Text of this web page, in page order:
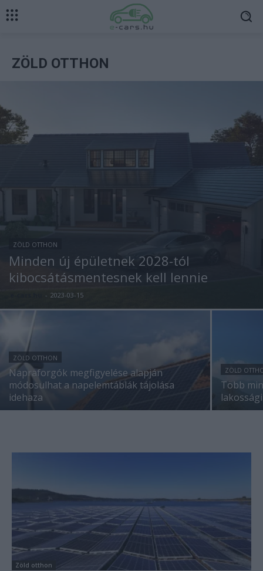
ZÖLD OTTHON
ZÖLD OTTHON
Minden új épületnek 2028-tól
kibocsátásmentesnek kell lennie
- 2023-03-15
ZÖLD OTTHON
Napraforgók megfigyelése alapján
módosulhat a napelemtáblák tájolása
idehaza
ZÖLD
Több
Zöld otthon